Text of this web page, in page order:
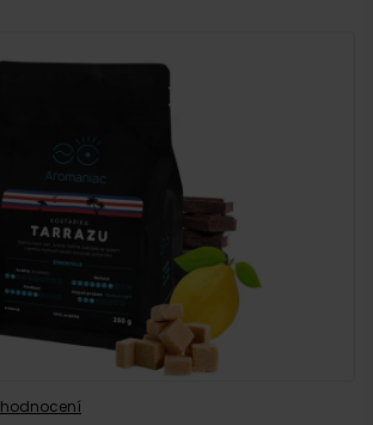
hodnocení